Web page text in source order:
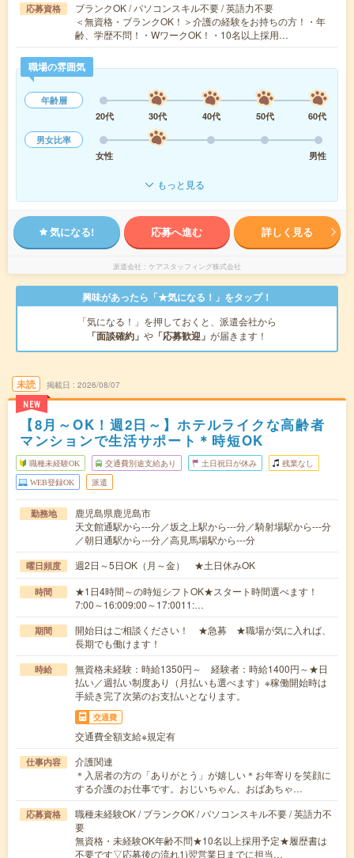
応募資格
ブランクOK / パソコンスキル不要 / 英語力不要
＜無資格・ブランクOK！＞介護の経験をお持ちの方！・年
齢、学歴不問！・WワークOK！・10名以上採用…
職場の雰囲気
年齢層
20代
30代 40代 50代
60代
男女比率
女性
男性
もっと見る
気になる! 応募へ進む 詳しく見る
派遣会社 ケアスタッフィング株式会社
興味があったら「★気になる！」をタップ！
「気になる！」を押しておくと、派遣会社から
「面談確約」 や 「応募歓迎」 が届きます！
未読
NEW
掲載日 2026/08/07
【8月～OK！週2日～】ホテルライクな高齢者
マンションで生活サポート＊時短OK
職種未経験OK 交通費別途支給あり 土日祝日が休み 残業なし
WEB登録OK 派遣
勤務地
鹿児島県鹿児島市
天文館通駅から---分／坂之上駅から---分／騎射場駅から---分
／朝日通駅から---分／高見馬場駅から---分
曜日頻度 週2日～5日OK（月～金） ★土日休みOK
時間
★1日4時間～の時短シフトOK★スタート時間選べます！
7:00～16:009:00～17:0011:…
期間
開始日はご相談ください！ ★急募 ★職場が気に入れば、
長期でも働けます！
時給
無資格未経験：時給1350円～ 経験者：時給1400円～★日
払い／週払い制度あり（月払いも選べます）※稼働開始時は
手続き完了次第のお支払いとなります。
交通費
交通費全額支給※規定有
仕事内容
介護関連
＊入居者の方の「ありがとう」が嬉しい＊お年寄りを笑顔に
する介護のお仕事です。おじいちゃん、おばあちゃ…
応募資格
職種未経験OK / ブランクOK / パソコンスキル不要 / 英語力不
要
無資格・未経験OK年齢不問★10名以上採用予定★履歴書は
不要です▽応募後の流れ1)翌営業日までに担当…